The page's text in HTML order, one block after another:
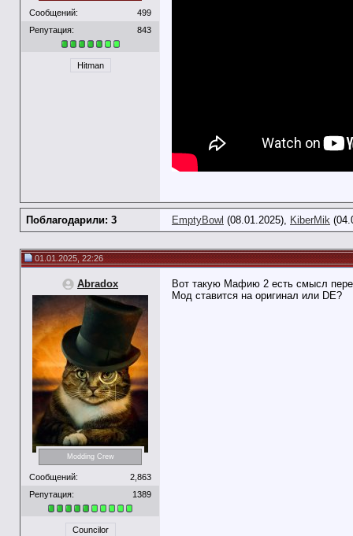
Сообщений:
499
Репутация:
843
Hitman
Поблагодарили: 3 EmptyBowl (08.01.2025), KiberMik
01.01.2025, 22:26
Abradox
Modding Crew
Сообщений:
2,863
Репутация:
1389
Councilor
Вот такую Мафию 2 есть смысл
Мод ставится на оригинал или DE?